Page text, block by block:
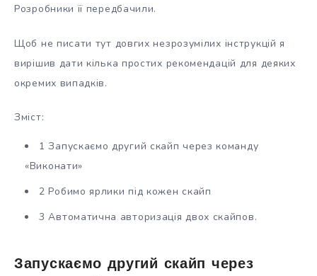
Розробники її передбачили.
Щоб не писати тут довгих незрозумілих інструкцій я
вирішив дати кілька простих рекомендацій для деяких
окремих випадків.
Зміст:
1 Запускаємо другий скайп через команду
«Виконати»
2 Робимо ярлики під кожен скайп
3 Автоматична авторизація двох скайпов.
Запускаємо другий скайп через